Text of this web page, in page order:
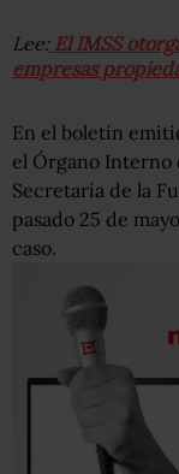
Lee:El IMSS
empresas
En el boletín
el Órgano Interno
Secretaría de la
pasado 25 de
caso.